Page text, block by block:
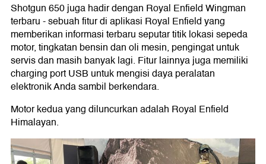
Shotgun 650 juga hadir dengan Royal Enfield Wingman
terbaru - sebuah fitur di aplikasi Royal Enfield yang
memberikan informasi terbaru seputar titik lokasi sepeda
motor, tingkatan bensin dan oli mesin, pengingat untuk
servis dan masih banyak lagi. Fitur lainnya juga memiliki
charging port USB untuk mengisi daya peralatan
elektronik Anda sambil berkendara.
Motor kedua yang diluncurkan adalah Royal Enfield
Himalayan.